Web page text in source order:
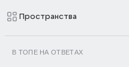
Пространства
В ТОПЕ НА ОТВЕТАХ